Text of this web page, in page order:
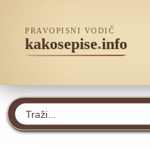
PRAVOPISNI VODIČ
kakosepise.info